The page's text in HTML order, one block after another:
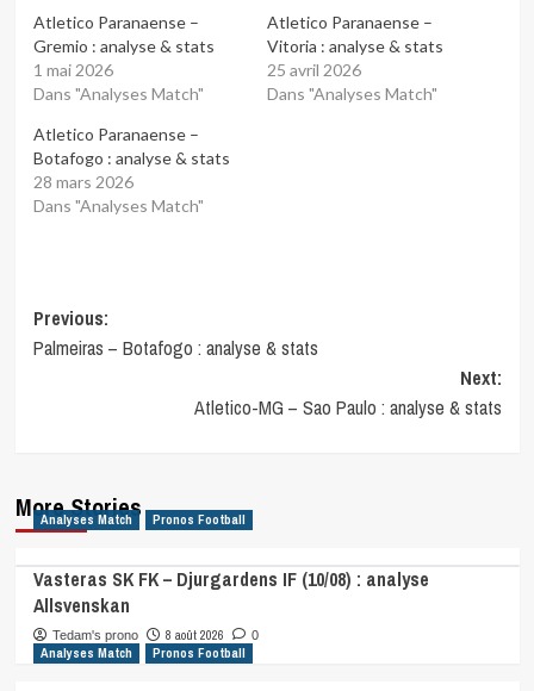
Atletico Paranaense –
Gremio : analyse & stats
1 mai 2026
Dans "Analyses Match"
Atletico Paranaense –
Vitoria : analyse & stats
25 avril 2026
Dans "Analyses Match"
Atletico Paranaense –
Botafogo : analyse & stats
28 mars 2026
Dans "Analyses Match"
Post
navigation
Previous:
Palmeiras – Botafogo : analyse & stats
Next:
Atletico-MG – Sao Paulo : analyse & stats
More Stories
Analyses Match Pronos Football
Vasteras SK FK – Djurgardens IF (10/08) : analyse
Allsvenskan
Tedam's prono 8 août 2026 0
Analyses Match Pronos Football